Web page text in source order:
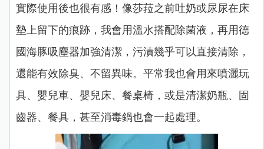
實際使用後也很有感！像莎菈之前吐奶或尿尿在床
墊上留下的痕跡，我會用溫水搭配除菌液，再用德
國海豚吸塵器加強清潔，污漬幾乎可以直接清除，
還能有效除臭、不留異味。平常我也會用來噴灑玩
具、嬰兒車、嬰兒床、餐桌椅，或是清潔奶瓶、固
齒器、餐具，甚至消毒鍋也會一起處理。